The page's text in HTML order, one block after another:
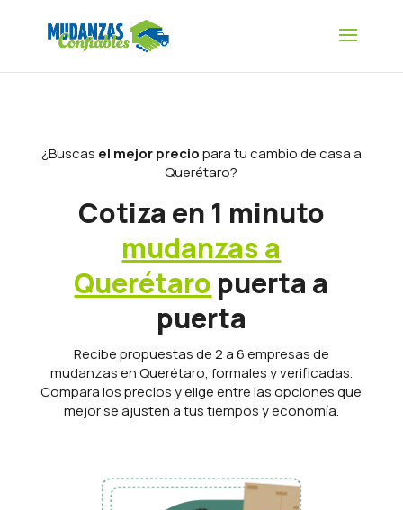
¿Buscas el mejor preciopara tu cambio de casa a
Querétaro?
Cotiza en 1 minuto
mudanzas a
Querétaro puerta a
puerta
Recibe propuestas de 2 a 6 empresas de
mudanzas en Querétaro, formales y verificadas.
Compara los precios y elige entre las opciones que
mejor se ajusten a tus tiempos y economía.